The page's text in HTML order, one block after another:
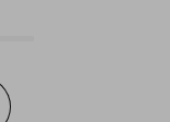
налични